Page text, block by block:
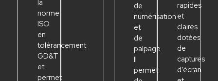
la
norme
ISO
en
tolérancement
GD&T
et
permet
de
numérisation
et
de
palpage.
Il
permet
rapides
et
claires
dotées
de
captures
d’écran